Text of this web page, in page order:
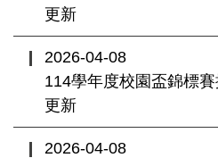
更新
2026-04-08
114學年度校園盃錦標
更新
2026-04-08